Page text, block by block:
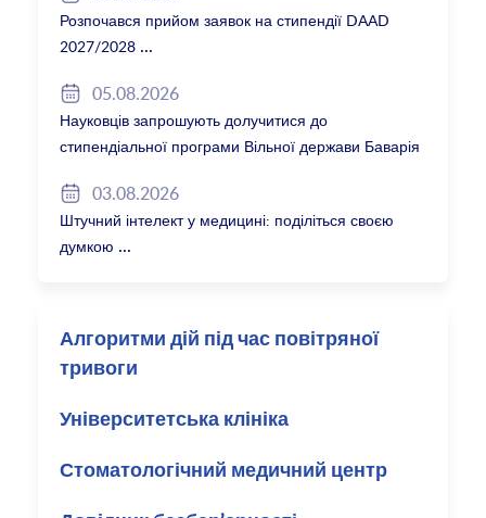
Розпочався прийом заявок на стипендії DAAD
2027/2028
05.08.2026
Науковців запрошують долучитися до
стипендіальної програми Вільної держави Баварія
03.08.2026
Штучний інтелект у медицині: поділіться своєю
думкою
Алгоритми дій під час повітряної
тривоги
Університетська клініка
Стоматологічний медичний центр